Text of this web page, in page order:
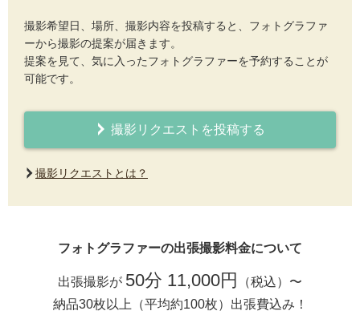
撮影希望日、場所、撮影内容を投稿すると、フォトグラファ
ーから撮影の提案が届きます。
提案を見て、気に入ったフォトグラファーを予約することが
可能です。
撮影リクエストを投稿する
撮影リクエストとは？
フォトグラファーの出張撮影料金について
出張撮影が 50分 11,000円
（税込）〜
納品30枚以上（平均約100枚）出張費込み！